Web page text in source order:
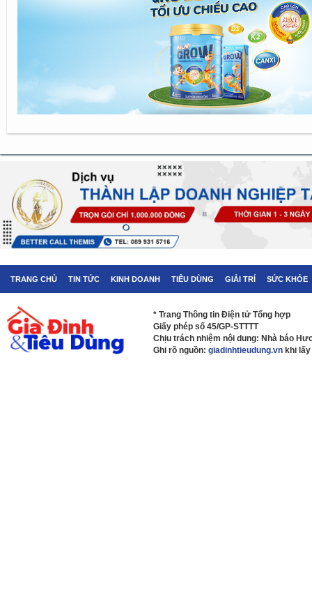
TRANG CHỦ TIN TỨC KINH DOANH TIÊU DÙNG GIẢI TRÍ SỨC KHỎE
* Trang Thông tin Điện tử Tổng hợp
Giấy phép số 45/GP-STTTT
Chịu trách nhiệm nội dung: Nhà báo
Ghi rõ nguồn: giadinhtieudung.vn khi